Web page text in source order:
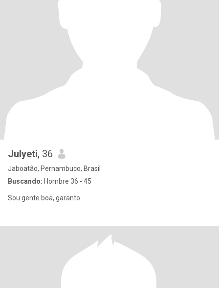
Julyeti, 36
Jaboatão, Pernambuco, Brasil
Buscando: Hombre 36 - 45
Sou gente boa, garanto.